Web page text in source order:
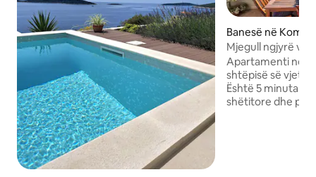
Banesë në Komiža
Mjegull ngjyrë
Apartamenti
shtëpisë së
Është 5 minuta
shëtitore dhe pak